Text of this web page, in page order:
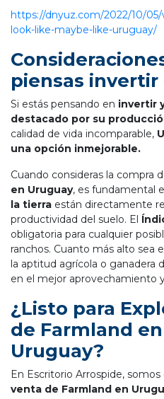
https://dnyuz.com/2022/10/
look-like-maybe-like-uruguay/
piensas invertir
Si estás pensando en invertir
destacado por su
calidad de vida incomparable,
una opción inmejorable.
Cuando consideras la compra
en Uruguay, es fundamental
la tierra están directamente
productividad del suelo. El
obligatoria para cualquier
ranchos. Cuanto más alto sea
la aptitud agrícola o ganadera
en el mejor aprovechamiento
¿Listo para
de Farmland
Uruguay?
En Escritorio Arrospide,
venta de Farmland en